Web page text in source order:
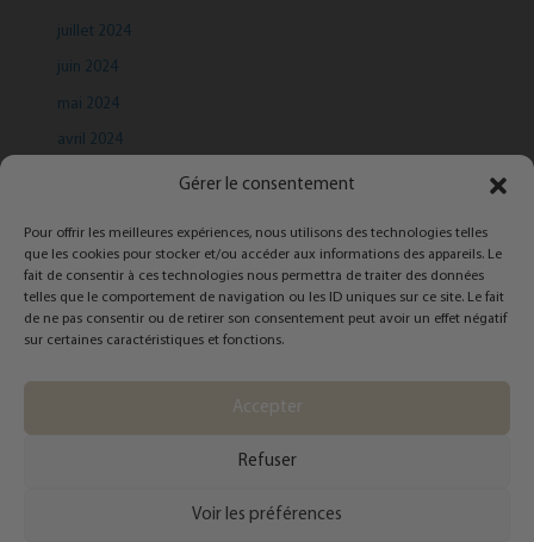
Gérer le consentement
Pour offrir les meilleures expériences, nous utilisons des technologies telles
que les cookies pour stocker et/ou accéder aux informations des appareils. Le
fait de consentir à ces technologies nous permettra de traiter des données
telles que le comportement de navigation ou les ID uniques sur ce site. Le fait
de ne pas consentir ou de retirer son consentement peut avoir un effet négatif
sur certaines caractéristiques et fonctions.
Accepter
Refuser
Voir les préférences
juillet 2024
juin 2024
mai 2024
avril 2024
Categories
WordPress Astra